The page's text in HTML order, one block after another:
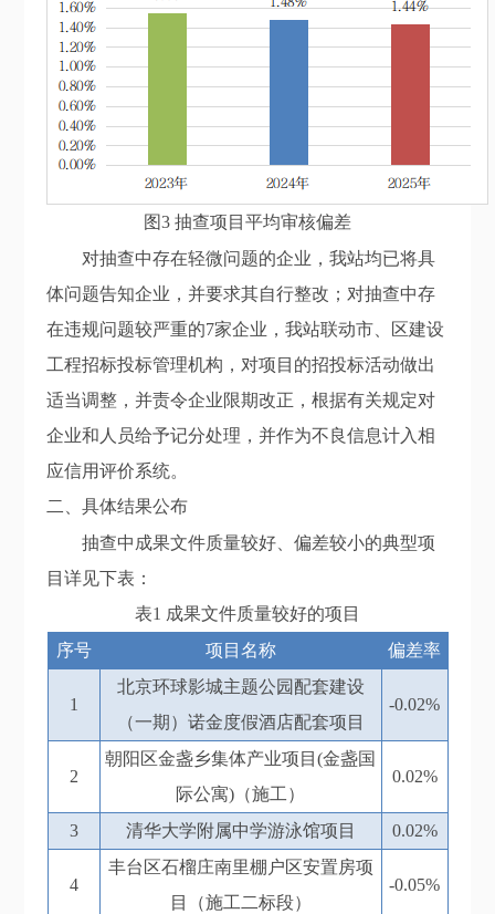
图3 抽查项目平均审核偏差
对抽查中存在轻微问题的企业，我站均已将具
体问题告知企业，并要求其自行整改；对抽查中存
在违规问题较严重的7家企业，我站联动市、区建设
工程招标投标管理机构，对项目的招投标活动做出
适当调整，并责令企业限期改正，根据有关规定对
企业和人员给予记分处理，并作为不良信息计入相
应信用评价系统。
二、具体结果公布
抽查中成果文件质量较好、偏差较小的典型项
目详见下表：
表1 成果文件质量较好的项目
序号
项目名称 偏差率
1
北京环球影城主题公园配套建设
（一期）诺金度假酒店配套项目
-0.02%
2
朝阳区金盏乡集体产业项目(金盏国
际公寓)（施工）
0.02%
3 清华大学附属中学游泳馆项目 0.02%
4
丰台区石榴庄南里棚户区安置房项
目（施工二标段）
-0.05%